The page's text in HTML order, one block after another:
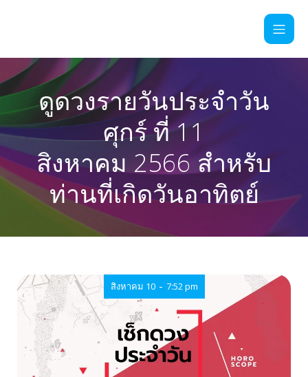
ดูดวงรายวันประจำวัน
ศุกร์ ที่ 11
สิงหาคม 2566 สำหรับ
ท่านที่เกิดวันอาทิตย์
สิงหาคม 10 - 7:52 pm